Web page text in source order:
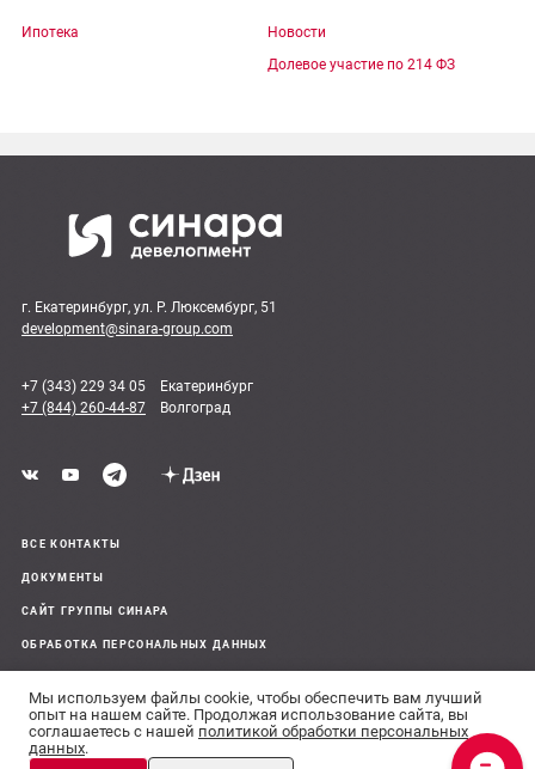
Ипотека
Новости
Долевое участие по 214 ФЗ
г. Екатеринбург, ул. Р. Люксембург, 51
development@sinara-group.com
+7 (343) 229 34 05 Екатеринбург
+7 (844) 260-44-87 Волгоград
ВСЕ КОНТАКТЫ
ДОКУМЕНТЫ
САЙТ ГРУППЫ СИНАРА
ОБРАБОТКА ПЕРСОНАЛЬНЫХ ДАННЫХ
© 2011–26 Все права защищены
Сделано в
Планировки и
Мы используем файлы cookie, чтобы обеспечить вам лучший
опыт на нашем сайте. Продолжая использование сайта, вы
соглашаетесь с нашей политикой обработки персональных
данных.